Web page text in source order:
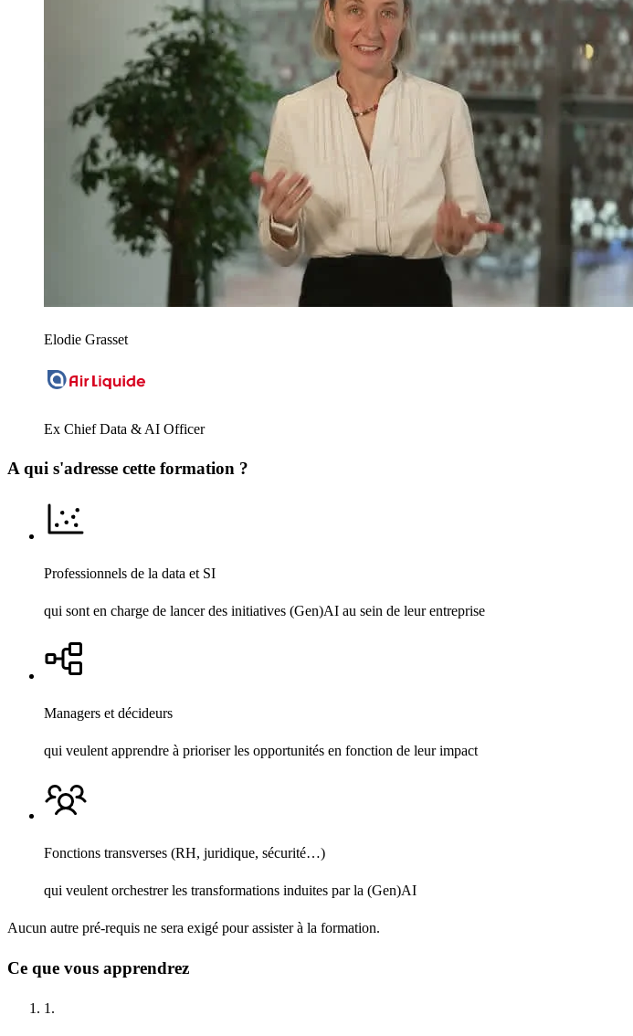
Elodie Grasset
Ex Chief Data & AI Officer
A qui s'adresse cette formation ?
Professionnels de la data et SI
qui sont en charge de lancer des initiatives (Gen)AI au sein de leur entreprise
Managers et décideurs
qui veulent apprendre à prioriser les opportunités en fonction de leur impact
Fonctions transverses (RH, juridique, sécurité…)
qui veulent orchestrer les transformations induites par la (Gen)AI
Aucun autre pré-requis ne sera exigé pour assister à la formation.
Ce que vous apprendrez
1.